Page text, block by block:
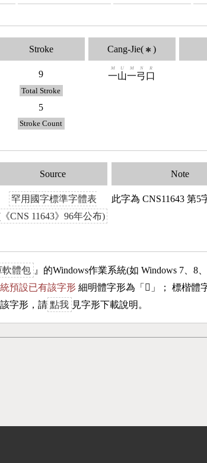
Stroke
9
Total Stroke
5
Stroke Count
Cang-Jie( ✱ )
一
M
山
U
一
M
弓
N
口
R
Source
罕用國字標準字體表
CNS 11643》96年公布)
Note
此字為 CNS11643 第5
軟體包 』的Windows作業系統(如 Windows 7、8
預設已有該字形 細明體字形為「 𣄰 」； 標楷體
字形，請 點我 見字形下載說明。